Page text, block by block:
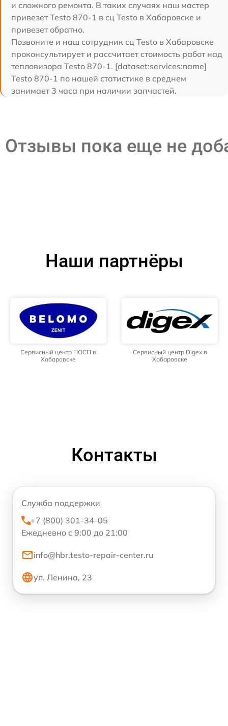
и сложного ремонта. В таких случаях наш мастер
привезет Testo 870-1 в сц Testo в Хабаровске и
привезет обратно.
Позвоните и наш сотрудник сц Testo в Хабаровске
проконсультирует и рассчитает стоимость работ над
тепловизора Testo 870-1. [dataset:services:name]
Testo 870-1 по нашей статистике в среднем
занимает 3 часа при наличии запчастей.
Отзывы пока еще не
Наши партнёры
Сервисный центр ПОСП в
Хабаровске
Сервисный центр Digex в
Хабаровске
Контакты
Служба поддержки
+7 (800) 301-34-05
Ежедневно с 9:00 до 21:00
info@hbr.testo-repair-center.ru
ул. Ленина, 23